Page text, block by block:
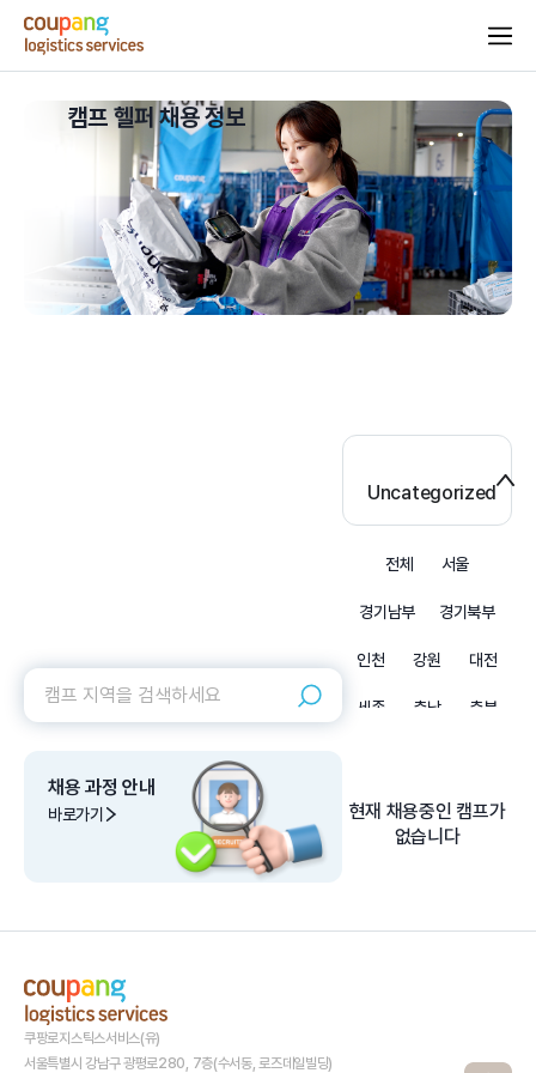
캠프 헬퍼 채용 정보
Uncategorized
전체 서울
경기남부 경기북부
인천 강원 대전
세종 충남 충북
경북 대구 광주
전북
현재 채용중인 캠프가
없습니다
채용 과정 안내
바로가기
쿠팡로지스틱스서비스(유)
서울특별시 강남구 광평로280, 7층(수서동, 로즈데일빌딩)